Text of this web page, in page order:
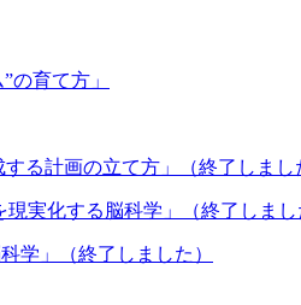
の育て方」
る計画の立て方」（終了しまし
実化する脳科学」（終了しまし
学」（終了しました）